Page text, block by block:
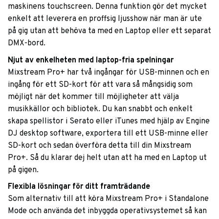
maskinens touchscreen. Denna funktion gör det mycket
enkelt att leverera en proffsig ljusshow när man är ute
på gig utan att behöva ta med en Laptop eller ett separat
DMX-bord.
Njut av enkelheten med laptop-fria spelningar
Mixstream Pro+ har två ingångar för USB-minnen och en
ingång för ett SD-kort för att vara så mångsidig som
möjligt när det kommer till möjligheter att välja
musikkällor och bibliotek. Du kan snabbt och enkelt
skapa spellistor i Serato eller iTunes med hjälp av Engine
DJ desktop software, exportera till ett USB-minne eller
SD-kort och sedan överföra detta till din Mixstream
Pro+. Så du klarar dej helt utan att ha med en Laptop ut
på gigen.
Flexibla lösningar för ditt framträdande
Som alternativ till att köra Mixstream Pro+ i Standalone
Mode och använda det inbyggda operativsystemet så kan